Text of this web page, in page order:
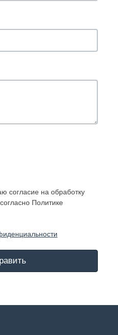
согласие на обработку
Политике